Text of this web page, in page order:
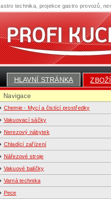
HLAVNÍ STRÁNKA ZBOŽÍ
Navigace
Chemie - Mycí a čistící prostředky
Vakuovací sáčky
Nerezový nábytek
Chladící zařízení
Nářezové stroje
Vakuové baličky
Varná technika
Pece
technika, projekce gastro provozů,